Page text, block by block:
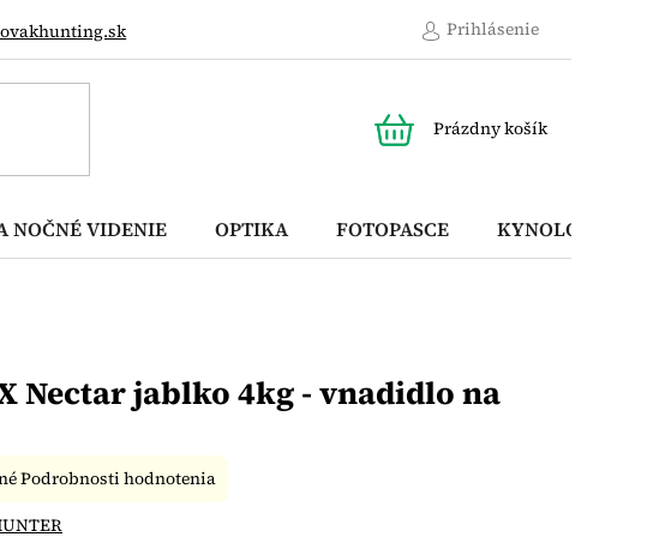
Prihlásenie
KOŠÍK
Prázdny košík
NOČNÉ VIDENIE OPTIKA FOTOPASCE KYNOLOGICKÉ
Nectar jablko 4kg - vnadidlo na
Podrobnosti hodnotenia